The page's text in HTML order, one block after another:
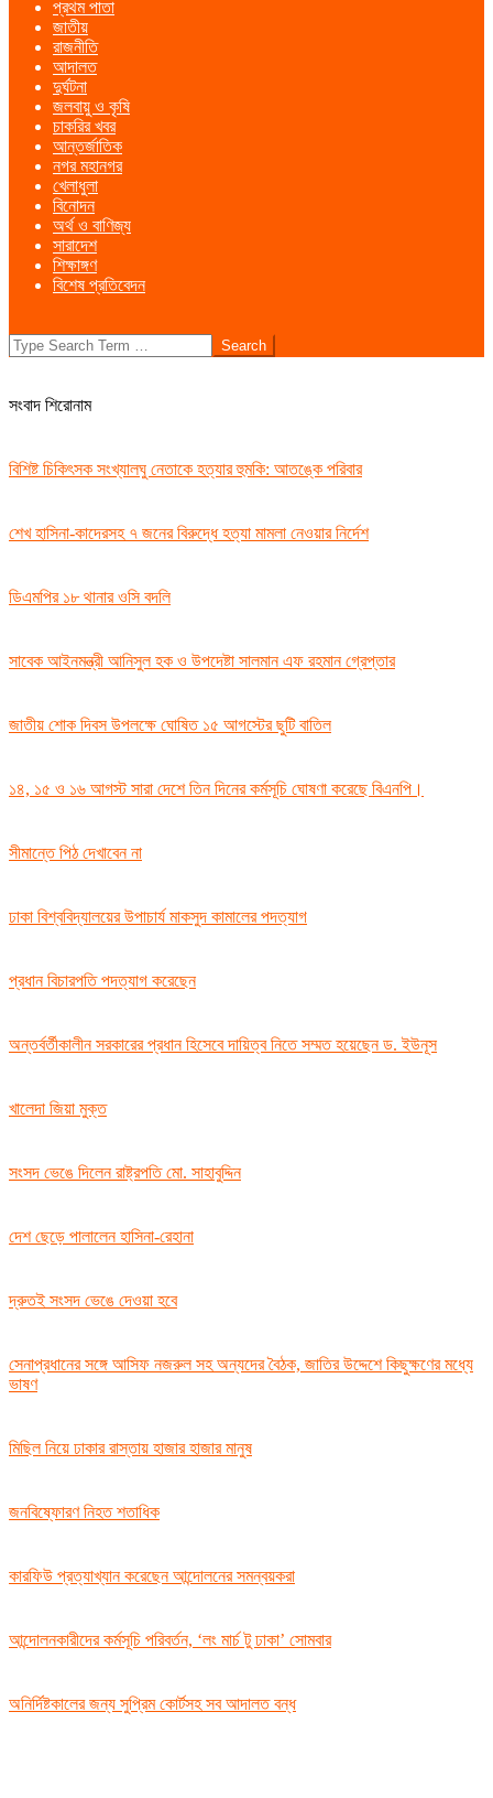
Menu
প্রথম পাতা
জাতীয়
রাজনীতি
আদালত
দুর্ঘটনা
জলবায়ু ও কৃষি
চাকরির খবর
আন্তর্জাতিক
নগর মহানগর
খেলাধুলা
বিনোদন
অর্থ ও বাণিজ্য
সারাদেশ
শিক্ষাঙ্গণ
বিশেষ প্রতিবেদন
Search
সংবাদ শিরোনাম
বিশিষ্ট চিকিৎসক সংখ্যালঘু নেতাকে হত্যার হুমকি: আতঙ্কে পরিবার
শেখ হাসিনা-কাদেরসহ ৭ জনের বিরুদ্ধে হত্যা মামলা নেওয়ার নির্দেশ
ডিএমপির ১৮ থানার ওসি বদলি
সাবেক আইনমন্ত্রী আনিসুল হক ও উপদেষ্টা সালমান এফ রহমান গ্রেপ্তার
জাতীয় শোক দিবস উপলক্ষে ঘোষিত ১৫ আগস্টের ছুটি বাতিল
১৪, ১৫ ও ১৬ আগস্ট সারা দেশে তিন দিনের কর্মসূচি ঘোষণা করেছে বিএনপি।
সীমান্তে পিঠ দেখাবেন না
ঢাকা বিশ্ববিদ্যালয়ের উপাচার্য মাকসুদ কামালের পদত্যাগ
প্রধান বিচারপতি পদত্যাগ করেছেন
অন্তর্বর্তীকালীন সরকারের প্রধান হিসেবে দায়িত্ব নিতে সম্মত হয়েছেন ড. ইউনূস
খালেদা জিয়া মুক্ত
সংসদ ভেঙে দিলেন রাষ্ট্রপতি মো. সাহাবুদ্দিন
দেশ ছেড়ে পালালেন হাসিনা-রেহানা
দ্রুতই সংসদ ভেঙে দেওয়া হবে
সেনাপ্রধানের সঙ্গে আসিফ নজরুল সহ অন্যদের বৈঠক, জাতির উদ্দেশে কিছুক্ষণের মধ্যে
ভাষণ
মিছিল নিয়ে ঢাকার রাস্তায় হাজার হাজার মানুষ
জনবিষ্ফোরণ নিহত শতাধিক
কারফিউ প্রত্যাখ্যান করেছেন আন্দোলনের সমন্বয়করা
আন্দোলনকারীদের কর্মসূচি পরিবর্তন, ‘লং মার্চ টু ঢাকা’ সোমবার
অনির্দিষ্টকালের জন্য সুপ্রিম কোর্টসহ সব আদালত বন্ধ